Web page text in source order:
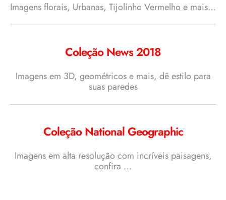
Imagens florais, Urbanas, Tijolinho Vermelho e mais…
Coleção News 2018
Imagens em 3D, geométricos e mais, dê estilo para
suas paredes
Coleção National Geographic
Imagens em alta resolução com incríveis paisagens,
confira …